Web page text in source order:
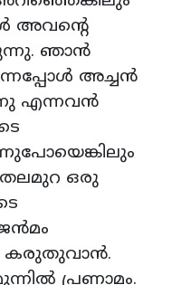
അവന്റെ
ഞാൻ
അച്ചൻ
എന്നവൻ
തലമുറ ഒരു
കരുതുവാൻ.
പ്രണാമം.